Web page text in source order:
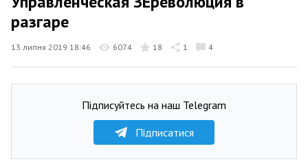
разгаре
13 липня 2019 18:46 6074 18 1 4
Підписуйтесь на наш Telegram
Підписатися